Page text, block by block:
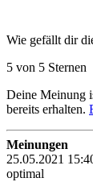
Wie gefällt dir
5 von 5 Sternen
Deine Meinung
bereits erhalten.
Meinungen
25.05.2021
optimal